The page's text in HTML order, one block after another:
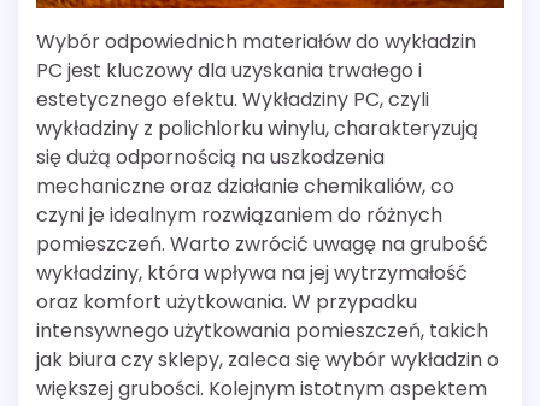
Wybór odpowiednich materiałów do wykładzin
PC jest kluczowy dla uzyskania trwałego i
estetycznego efektu. Wykładziny PC, czyli
wykładziny z polichlorku winylu, charakteryzują
się dużą odpornością na uszkodzenia
mechaniczne oraz działanie chemikaliów, co
czyni je idealnym rozwiązaniem do różnych
pomieszczeń. Warto zwrócić uwagę na grubość
wykładziny, która wpływa na jej wytrzymałość
oraz komfort użytkowania. W przypadku
intensywnego użytkowania pomieszczeń, takich
jak biura czy sklepy, zaleca się wybór wykładzin o
większej grubości. Kolejnym istotnym aspektem